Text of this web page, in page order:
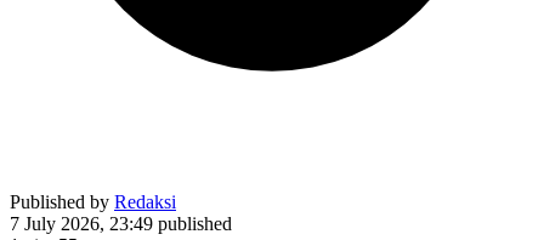
Published by Redaksi
7 July 2026, 23:49 published